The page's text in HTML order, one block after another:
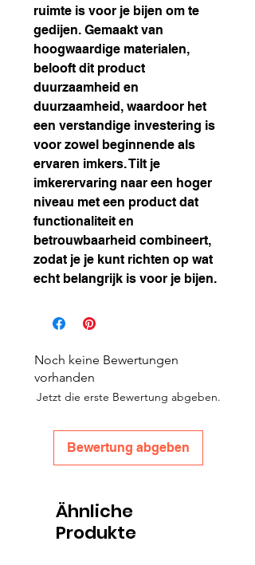
ruimte is voor je bijen om te
gedijen. Gemaakt van
hoogwaardige materialen,
belooft dit product
duurzaamheid en
duurzaamheid, waardoor het
een verstandige investering is
voor zowel beginnende als
ervaren imkers. Tilt je
imkerervaring naar een hoger
niveau met een product dat
functionaliteit en
betrouwbaarheid combineert,
zodat je je kunt richten op wat
echt belangrijk is voor je bijen.
Noch keine Bewertungen
vorhanden
Jetzt die erste Bewertung abgeben.
Bewertung abgeben
Ähnliche
Produkte